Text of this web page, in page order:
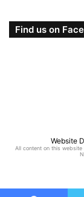
Find us on
Website
All content on this website